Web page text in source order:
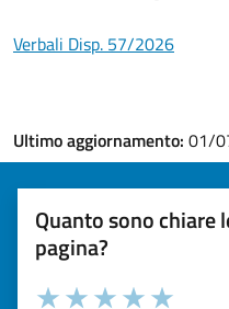
Verbali Disp. 57/2026
Ultimo aggiornamento: 01/
Quanto sono chiare
pagina?
Valuta la chiarezza delle
Seleziona il numero di